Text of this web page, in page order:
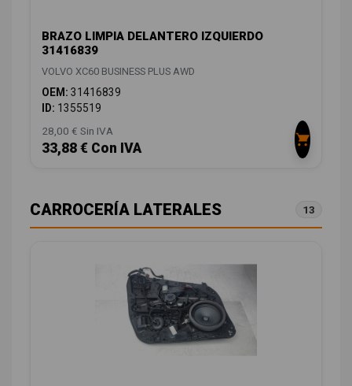
BRAZO LIMPIA DELANTERO IZQUIERDO
31416839
VOLVO XC60 BUSINESS PLUS AWD
OEM: 31416839
ID: 1355519
28,00 € Sin IVA
33,88 € Con IVA
CARROCERÍA LATERALES 13